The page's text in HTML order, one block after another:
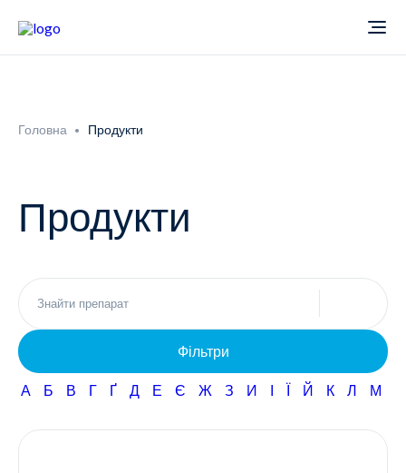
Новини
Неврологія
Фармаконагляд
Кар'єра
Головна Продукти
Продукти
Фільтри
А Б В Г Ґ Д Е Є Ж З И І Ї Й К Л М